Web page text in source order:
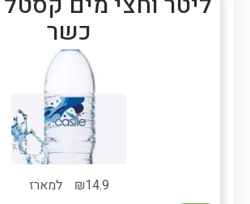
כשר
14.9
₪ למארז